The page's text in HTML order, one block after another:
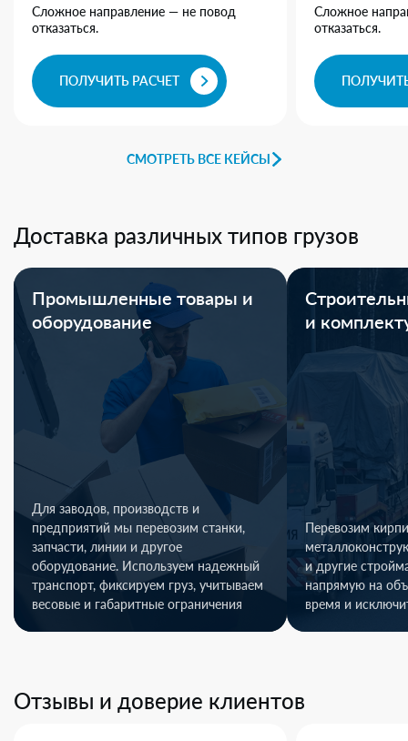
СМОТРЕТЬ ВСЕ КЕЙСЫ
Сложное направление — не повод
отказаться.
ПОЛУЧИТЬ РАСЧЕТ
Сложное
отказаться.
Доставка различных типов грузов
Промышленные товары и
оборудование
Для заводов, производств и
предприятий мы перевозим станки,
запчасти, линии и другое
оборудование. Используем надежный
транспорт, фиксируем груз, учитываем
весовые и габаритные ограничения
и
Перевозим
и другие
напрямую на
время и
Отзывы и доверие клиентов